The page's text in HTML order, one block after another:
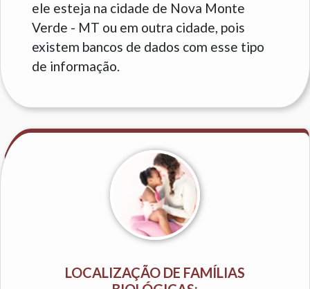
ele esteja na cidade de Nova Monte
Verde - MT ou em outra cidade, pois
existem bancos de dados com esse tipo
de informação.
LOCALIZAÇÃO DE FAMÍLIAS